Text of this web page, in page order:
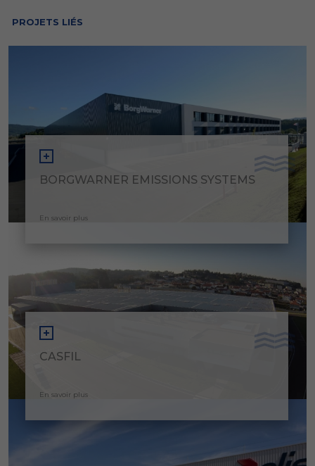
PROJETS LIÉS
BORGWARNER EMISSIONS SYSTEMS
En savoir plus
CASFIL
En savoir plus